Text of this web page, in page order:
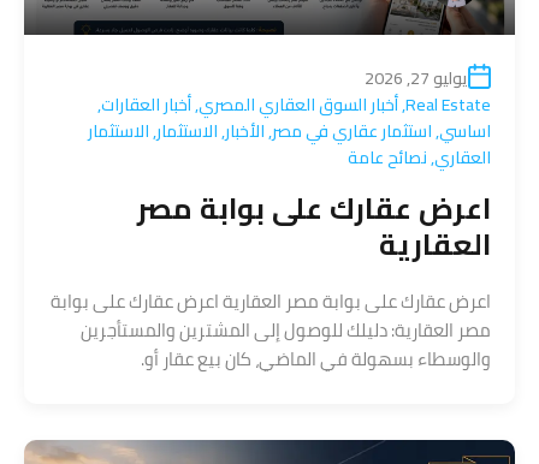
يوليو 27, 2026
Real Estate
,أخبار السوق العقاري المصري,أخبار العقارات,
اساسي,استثمار عقاري في مصر,الأخبار,الاستثمار,الاستثمار
العقاري,نصائح عامة
اعرض عقارك على بوابة مصر
العقارية
اعرض عقارك على بوابة مصر العقارية اعرض عقارك على بوابة
مصر العقارية: دليلك للوصول إلى المشترين والمستأجرين
والوسطاء بسهولة في الماضي، كان بيع عقار أو.